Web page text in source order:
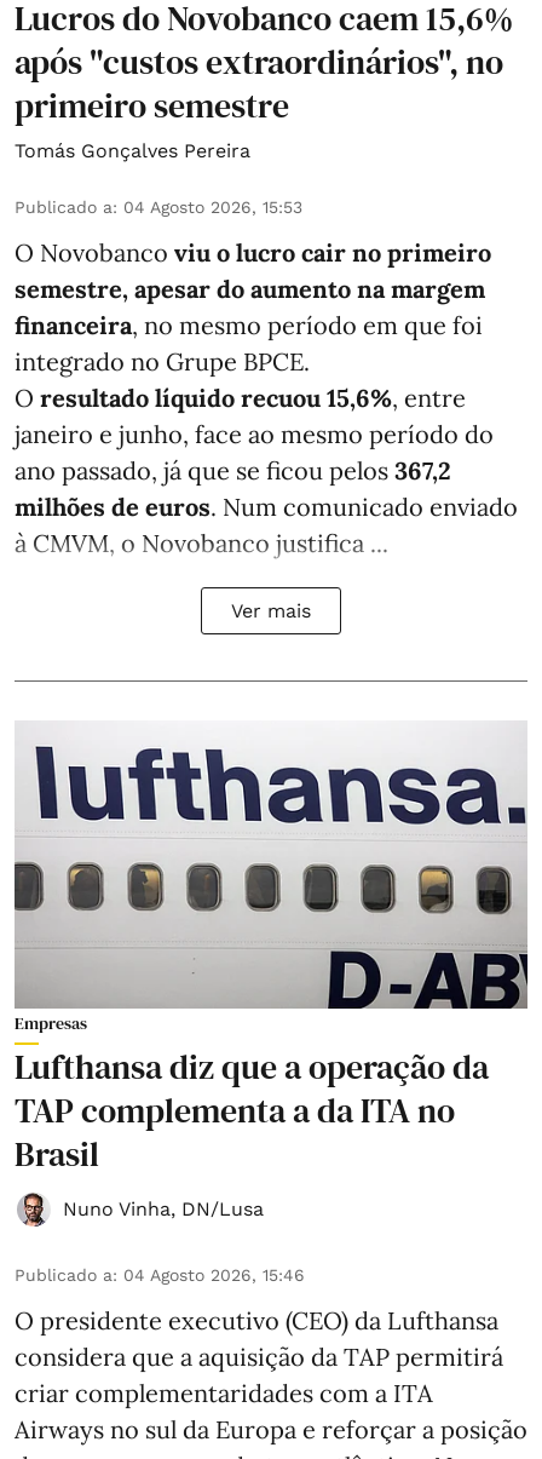
Lucros do Novobanco caem 15,6%
após "custos extraordinários", no
primeiro semestre
Tomás Gonçalves Pereira
Publicado a: 04 Agosto 2026, 15:53
O Novobanco viu o lucro cair no primeiro
semestre, apesar do aumento na margem
financeira, no mesmo período em que foi
integrado no Grupe BPCE.
O resultado líquido recuou 15,6%, entre
janeiro e junho, face ao mesmo período do
ano passado, já que se ficou pelos 367,2
milhões de euros. Num comunicado enviado
à CMVM, o Novobanco justifica ...
Ver mais
Empresas
Lufthansa diz que a operação da
TAP complementa a da ITA no
Brasil
Nuno Vinha, DN/Lusa
Publicado a: 04 Agosto 2026, 15:46
O presidente executivo (CEO) da Lufthansa
considera que a aquisição da TAP permitirá
criar complementaridades com a ITA
Airways no sul da Europa e reforçar a posição